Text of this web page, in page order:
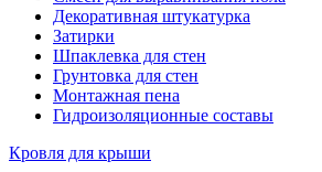
Декоративная штукатурка
Затирки
Шпаклевка для стен
Грунтовка для стен
Монтажная пена
Гидроизоляционные составы
Кровля для крыши